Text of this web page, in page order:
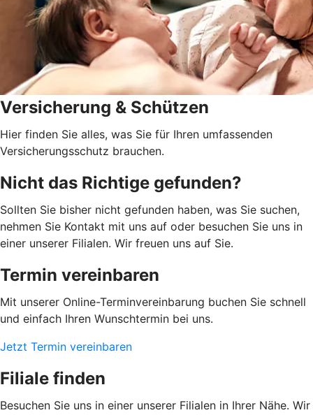
Versicherung & Schützen
Hier finden Sie alles, was Sie für Ihren umfassenden
Versicherungsschutz brauchen.
Nicht das Richtige gefunden?
Sollten Sie bisher nicht gefunden haben, was Sie suchen,
nehmen Sie Kontakt mit uns auf oder besuchen Sie uns in
einer unserer Filialen. Wir freuen uns auf Sie.
Termin vereinbaren
Mit unserer Online-Terminvereinbarung buchen Sie schnell
und einfach Ihren Wunschtermin bei uns.
Jetzt Termin vereinbaren
Filiale finden
Besuchen Sie uns in einer unserer Filialen in Ihrer Nähe. Wir